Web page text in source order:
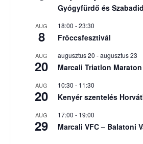
Gyógyfürdő és
AUG
8
18:00 -23:30
Fröccsfesztivál
AUG
20
augusztus 20 -augusztus 23
Marcali Triatlon Maraton
AUG
20
10:30 - 11:30
Kenyér szentelés
AUG
29
17:00 - 19:00
Marcali VFC – Balatoni